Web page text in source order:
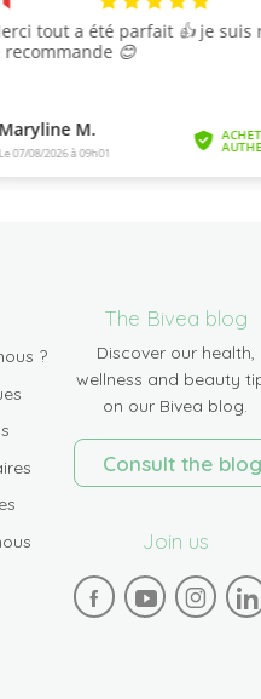
?
The Bivea blog
Discover our health,
wellness and beauty
on our Bivea blog.
Consult the blog
Join us